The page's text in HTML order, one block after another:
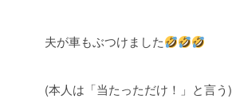
夫が車もぶつけました
(本人は「当たっただけ！」と言う)